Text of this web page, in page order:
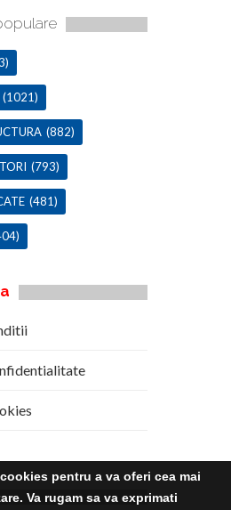
(1021)
(882)
(793)
(481)
pentru a va oferi cea mai
Va rugam sa va exprimati